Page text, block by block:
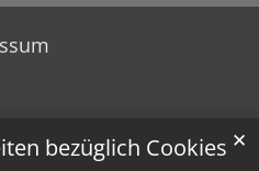
bezüglich Cookies ✕